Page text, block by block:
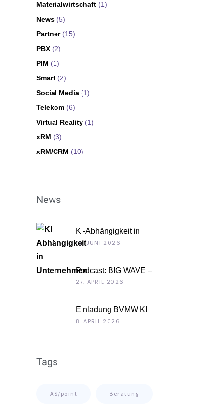
Materialwirtschaft (1)
News (5)
Partner(15)
PBX (2)
PIM (1)
Smart (2)
Social Media (1)
Telekom (6)
Virtual Reality (1)
xRM (3)
xRM/CRM (10)
News
KI-Abhängigkeit in
Unternehmen
15. JUNI 2026
Podcast: BIG WAVE –
Unternehmenskultur als
27. APRIL 2026
Einladung BVMW KI
Roadshow 2026: KI im Kontext
8. APRIL 2026
Tags
AS/point Beratung